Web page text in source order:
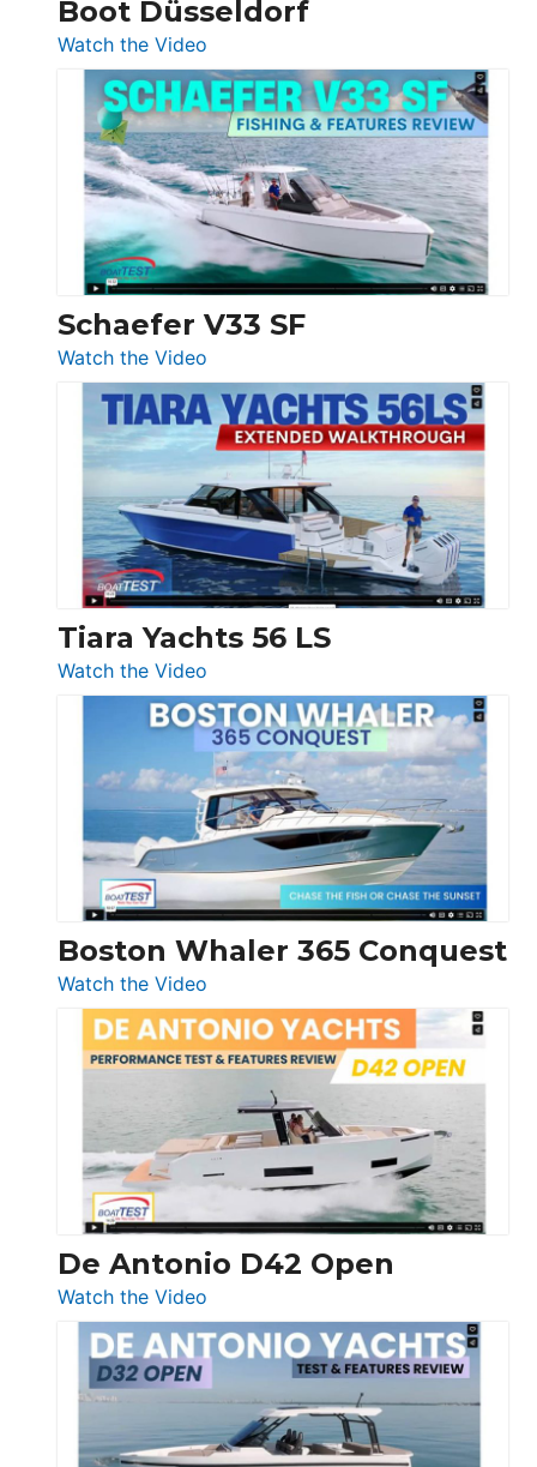
Boot
Boot Düsseldorf
Watch the Video
Luxury
Yacht
Tour:
Sunseeker
Ocean
156,
Beneteau
Swift
Trawler
54
Princess
F58
Flybridge
at
Boot
Düsseldorf
Schaefer V33 SF
Watch the Video
Schaefer
V33
SF
Tiara Yachts 56 LS
Watch the Video
Tiara
Yachts
56
LS
Boston Whaler 365 Conquest
Watch the Video
Boston
Whaler
365
Conquest
De Antonio D42 Open
Watch the Video
De
Antonio
D42
Open